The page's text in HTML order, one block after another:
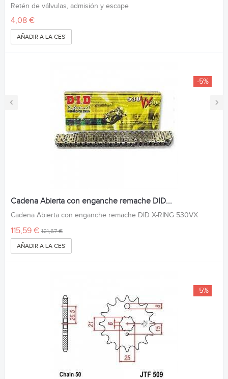
‹ ›
Retén de válvulas, admisión y escape
4,08 €
AÑADIR A LA CESTA
-5%
Cadena Abierta con enganche remache DID...
Cadena Abierta con enganche remache DID X-RING 530VX
115,59 € 121,67 €
AÑADIR A LA CESTA
-5%